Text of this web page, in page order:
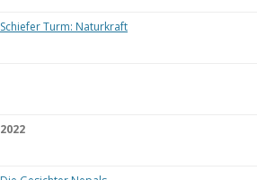
Schiefer Turm: Naturkraft
2022